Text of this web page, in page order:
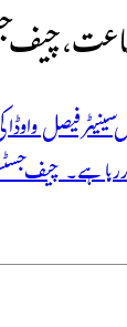
سینیٹر فیصل
ہے۔ چیف